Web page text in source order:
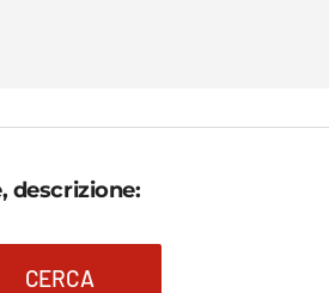
descrizione:
CERCA